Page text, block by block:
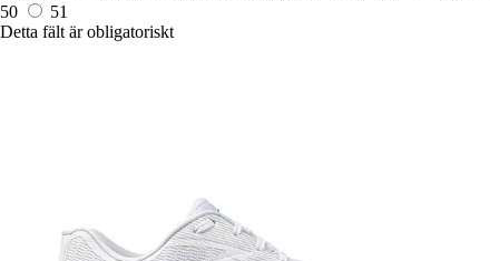
50
51
Detta fält är obligatoriskt